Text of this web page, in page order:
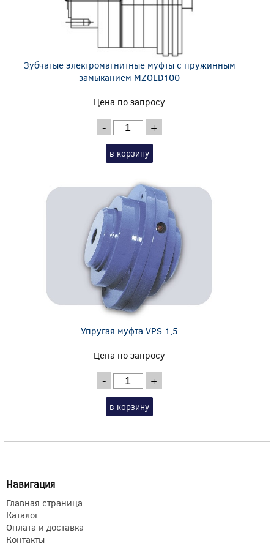
Зубчатые электромагнитные муфты с пружинным
замыканием MZOLD100
Цена по запросу
- +
в корзину
Упругая муфта VPS 1,5
Цена по запросу
- +
в корзину
Навигация
Главная страница
Каталог
Оплата и доставка
Контакты